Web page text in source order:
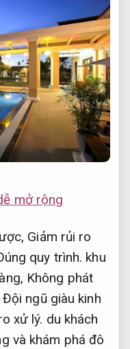
mở rộng
Giảm rủi ro
quy trình. khu
Không phát
Đội ngũ giàu kinh
xử lý. du khách
và khám phá đô